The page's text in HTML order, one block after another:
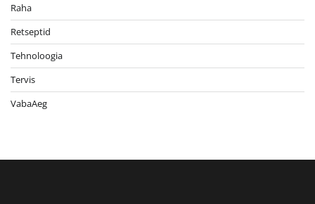
Raha
Retseptid
Tehnoloogia
Tervis
VabaAeg